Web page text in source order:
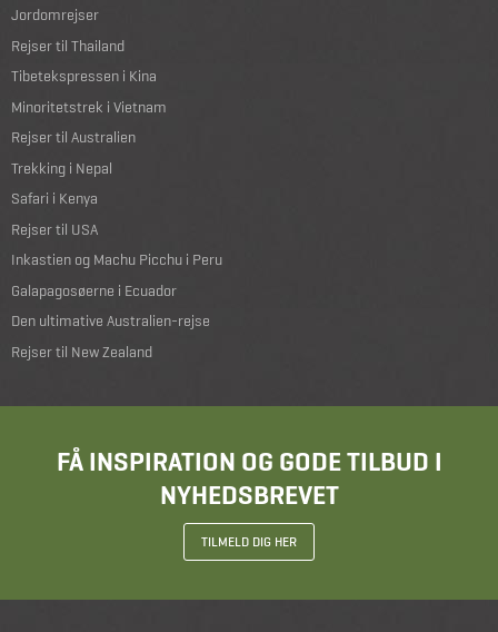
Jordomrejser
Rejser til Thailand
Tibetekspressen i Kina
Minoritetstrek i Vietnam
Rejser til Australien
Trekking i Nepal
Safari i Kenya
Rejser til USA
Inkastien og Machu Picchu i Peru
Galapagosøerne i Ecuador
Den ultimative Australien-rejse
Rejser til New Zealand
FÅ INSPIRATION OG GODE TILBUD I
NYHEDSBREVET
TILMELD DIG HER